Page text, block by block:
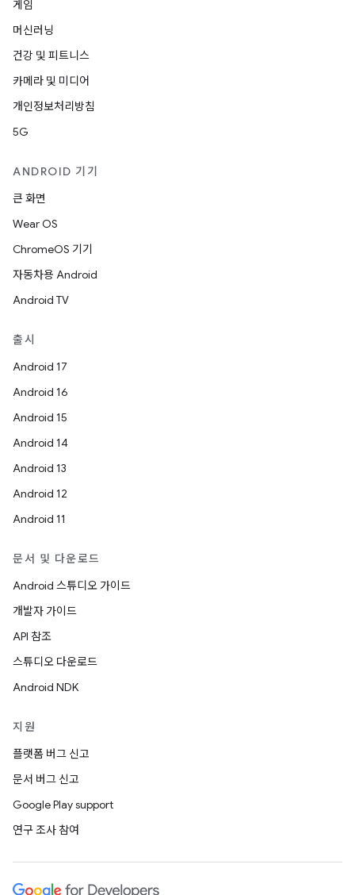
게임
머신러닝
건강 및 피트니스
카메라 및 미디어
개인정보처리방침
5G
ANDROID 기기
큰 화면
Wear OS
ChromeOS 기기
자동차용 Android
Android TV
출시
Android 17
Android 16
Android 15
Android 14
Android 13
Android 12
Android 11
문서 및 다운로드
Android 스튜디오 가이드
개발자 가이드
API 참조
스튜디오 다운로드
Android NDK
지원
플랫폼 버그 신고
문서 버그 신고
Google Play support
연구 조사 참여